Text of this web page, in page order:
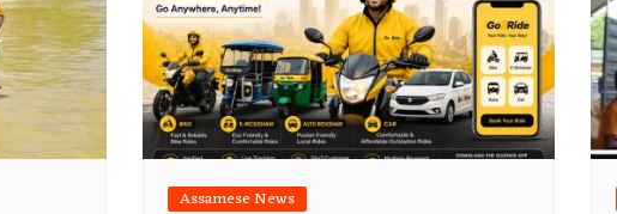
Assamese News